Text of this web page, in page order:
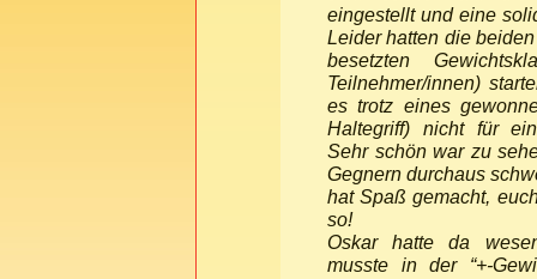
eingestellt und eine
Leider hatten die
besetzten
Teilnehmer/innen)
es trotz eines
Haltegriff) nicht für
Sehr schön war zu
Gegnern durchaus
hat Spaß gemacht,
so!
Oskar hatte da
musste in der “+-